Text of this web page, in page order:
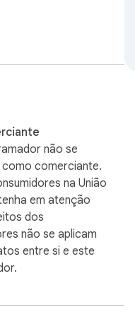
file.
não se
comerciante.
na União
em atenção
dos
não se aplicam
entre si e este